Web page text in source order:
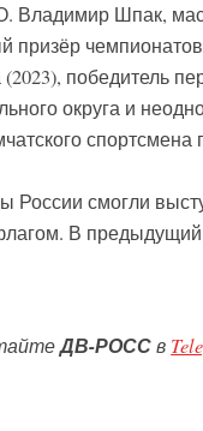
Владимир Шпак,
призёр
победитель
округа и
России смогли
В предыдущий
ДВ-РОССв